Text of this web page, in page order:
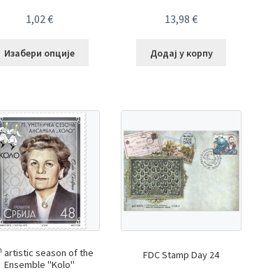
1,02€
Изабери опције
13,98€
Додај у корпу
artistic season of the
Ensemble "Kolo"
FDC Stamp Day 24